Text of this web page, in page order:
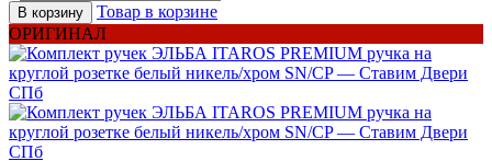
В корзину
Товар в корзине
ОРИГИНАЛ